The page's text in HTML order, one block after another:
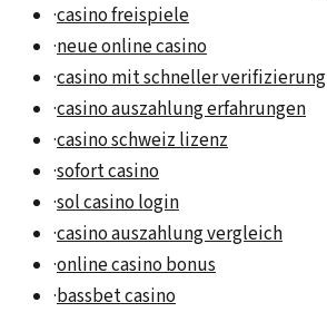
·casino freispiele
·neue online casino
·casino mit schneller verifizierung
·casino auszahlung erfahrungen
·casino schweiz lizenz
·sofort casino
·sol casino login
·casino auszahlung vergleich
·online casino bonus
·bassbet casino